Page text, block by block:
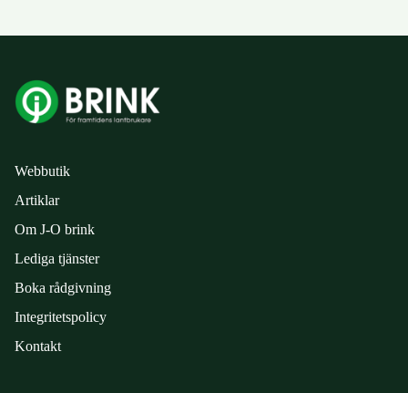
Webbutik
Artiklar
Om J-O brink
Lediga tjänster
Boka rådgivning
Integritetspolicy
Kontakt